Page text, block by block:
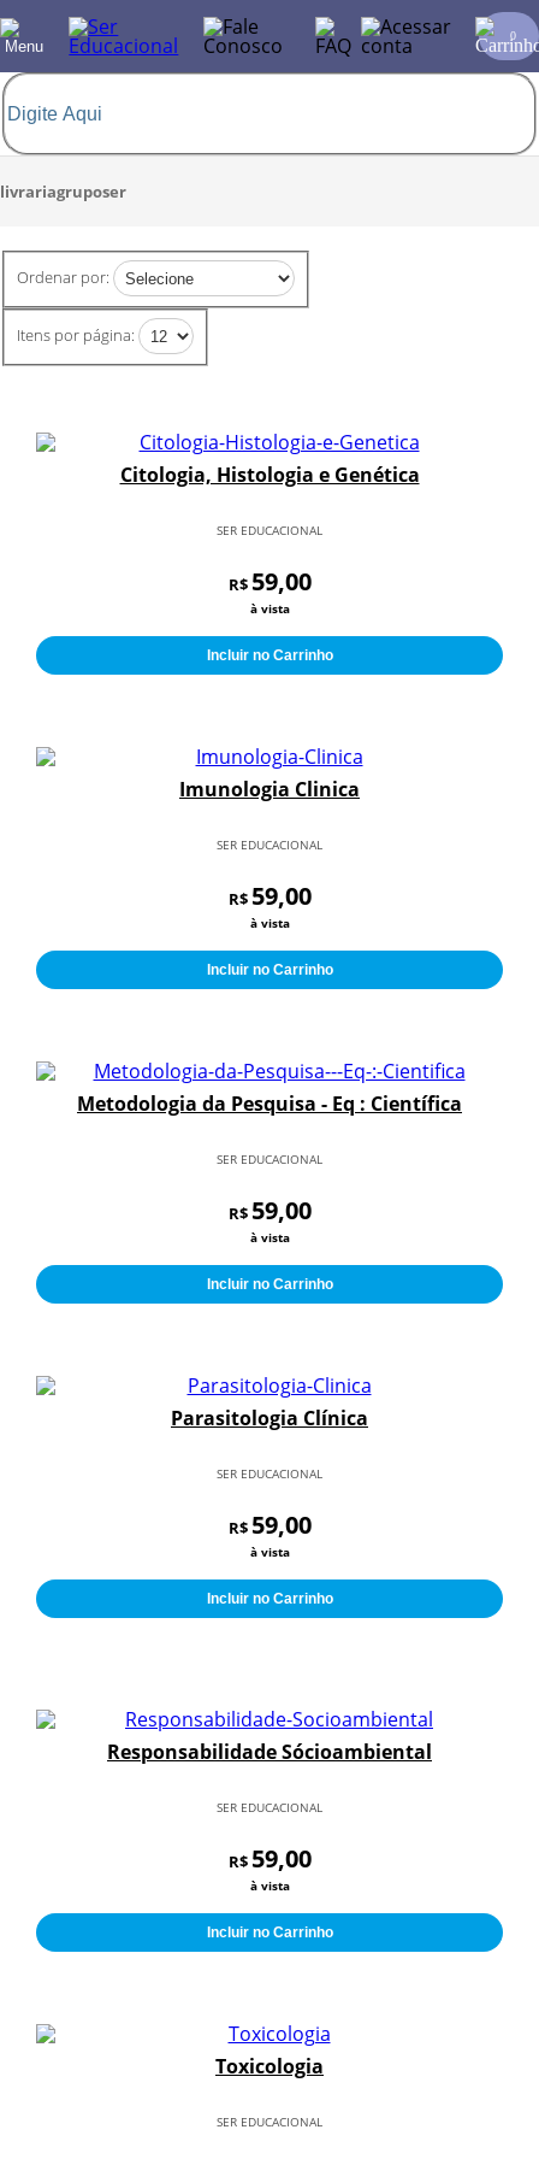
0
livrariagruposer
Ordenar por:
Itens por página:
Citologia, Histologia e Genética
SER EDUCACIONAL
R$ 59,00
à vista
Incluir no Carrinho
Imunologia Clinica
SER EDUCACIONAL
R$ 59,00
à vista
Incluir no Carrinho
Metodologia da Pesquisa - Eq : Científica
SER EDUCACIONAL
R$ 59,00
à vista
Incluir no Carrinho
Parasitologia Clínica
SER EDUCACIONAL
R$ 59,00
à vista
Incluir no Carrinho
Responsabilidade Sócioambiental
SER EDUCACIONAL
R$ 59,00
à vista
Incluir no Carrinho
Toxicologia
SER EDUCACIONAL